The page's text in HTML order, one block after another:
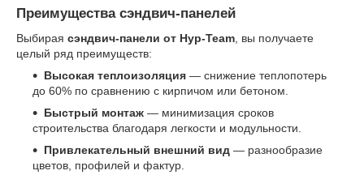
Преимущества сэндвич-панелей
Выбирая сэндвич-панели от Нур-Team , вы получаете
целый ряд преимуществ:
Высокая теплоизоляция — снижение теплопотерь
до 60% по сравнению с кирпичом или бетоном.
Быстрый монтаж — минимизация сроков
строительства благодаря легкости и модульности.
Привлекательный внешний вид — разнообразие
цветов, профилей и фактур.